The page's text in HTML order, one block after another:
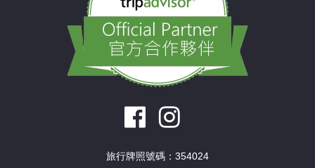
旅行牌照號碼：354024